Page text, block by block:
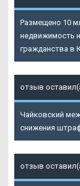
Размещено 10
недвижимость
гражданства в
отзыв
Чайковский
снижения
отзыв